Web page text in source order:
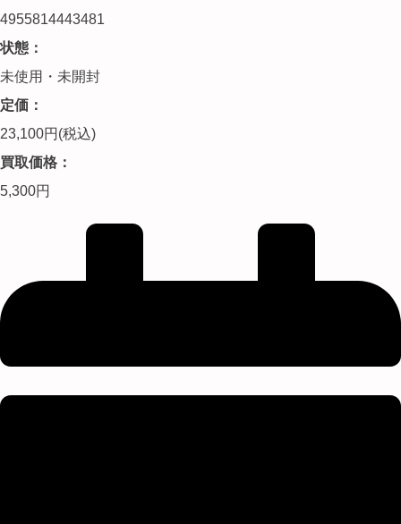
4955814443481
状態：
未使用・未開封
定価：
23,100円(税込)
買取価格：
5,300円